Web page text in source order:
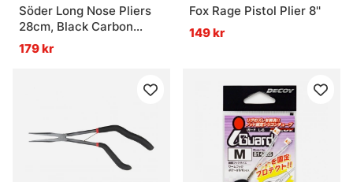
Söder Long Nose Pliers
28cm, Black Carbon
Steel
179 kr
Fox Rage Pistol Plier 8''
149 kr